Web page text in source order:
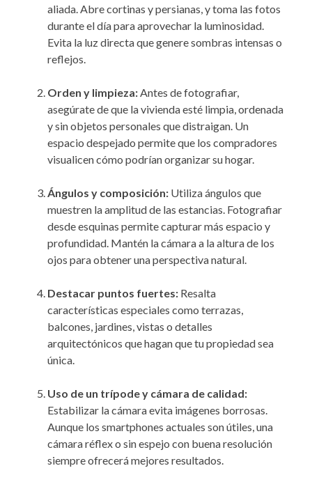
aliada. Abre cortinas y persianas, y toma las fotos
durante el día para aprovechar la luminosidad.
Evita la luz directa que genere sombras intensas o
reflejos.
Orden y limpieza:Antes de fotografiar,
asegúrate de que la vivienda esté limpia, ordenada
y sin objetos personales que distraigan. Un
espacio despejado permite que los compradores
visualicen cómo podrían organizar su hogar.
Ángulos y composición: Utiliza ángulos que
muestren la amplitud de las estancias. Fotografiar
desde esquinas permite capturar más espacio y
profundidad. Mantén la cámara a la altura de los
ojos para obtener una perspectiva natural.
Destacar puntos fuertes: Resalta
características especiales como terrazas,
balcones, jardines, vistas o detalles
arquitectónicos que hagan que tu propiedad sea
única.
Uso de un trípode y cámara de calidad:
Estabilizar la cámara evita imágenes borrosas.
Aunque los smartphones actuales son útiles, una
cámara réflex o sin espejo con buena resolución
siempre ofrecerá mejores resultados.